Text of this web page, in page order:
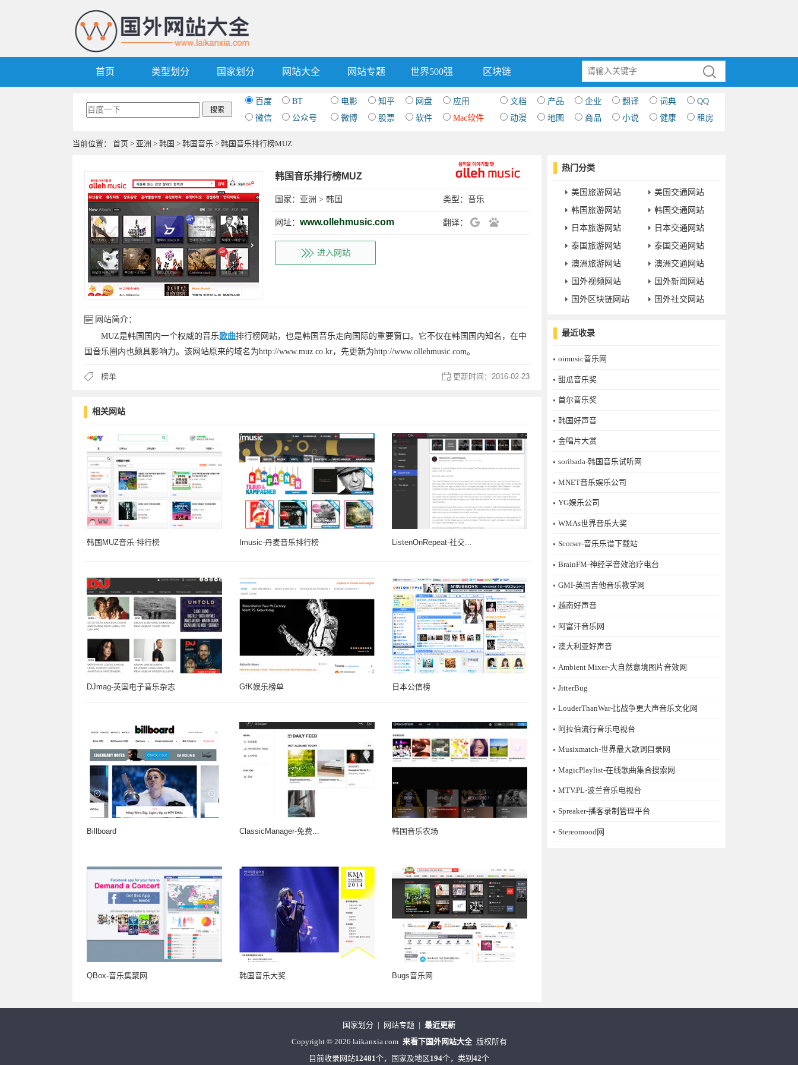
首页 类型划分 国家划分 网站大全 网站专题 世界500强 区块链
百度 BT 电影 知乎 网盘 应用 文档 产品 企业 翻译 词典
QQ
微信
公众号 微博 股票 软件 Mac软件 动漫 地图 商品 小说 健康 租房
当前位置： 首页 > 亚洲 > 韩国 > 韩国音乐 > 韩国音乐排行榜MUZ
韩国音乐排行榜MUZ
国家： 亚洲 > 韩国 类型： 音乐
网址： www.ollehmusic.com 翻译：
进入网站
网站简介：
MUZ是韩国国内一个权威的音乐歌曲排行榜网站，也是韩国音乐走向国际的重要窗口。它不仅在韩国国内知名，在中
国音乐圈内也颇具影响力。该网站原来的域名为http://www.muz.co.kr，先更新为http://www.ollehmusic.com。
榜单 更新时间： 2016-02-23
相关网站
韩国MUZ音乐-排行榜 Imusic-丹麦音乐排行榜 ListenOnRepeat-社交...
DJmag-英国电子音乐杂志 GfK娱乐榜单 日本公信榜
Billboard ClassicManager-免费... 韩国音乐农场
QBox-音乐集聚网 韩国音乐大奖 Bugs音乐网
热门分类
美国旅游网站
美国交通网站
韩国旅游网站
韩国交通网站
日本旅游网站
日本交通网站
泰国旅游网站
泰国交通网站
澳洲旅游网站
澳洲交通网站
国外视频网站
国外新闻网站
国外区块链网站
国外社交网站
最近收录
oimusic音乐网
甜瓜音乐奖
首尔音乐奖
韩国好声音
金唱片大赏
soribada-韩国音乐试听网
MNET音乐娱乐公司
YG娱乐公司
WMAs世界音乐大奖
Scorser-音乐乐谱下载站
BrainFM-神经学音效治疗电台
GMI-英国吉他音乐教学网
越南好声音
阿富汗音乐网
澳大利亚好声音
Ambient Mixer-大自然意境图片音效网
JitterBug
LouderThanWar-比战争更大声音乐文化网
阿拉伯流行音乐电视台
Musixmatch-世界最大歌词目录网
MagicPlaylist-在线歌曲集合搜索网
MTV.PL-波兰音乐电视台
Spreaker-播客录制管理平台
Stereomood网
国家划分 | 网站专题 | 最近更新
Copyright ©2026 laikanxia.com 来看下国外网站大全 版权所有
目前收录网站12481个，国家及地区194个，类别 42个